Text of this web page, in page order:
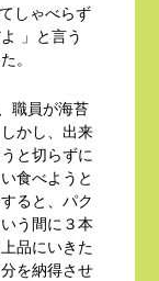
しゃべらず
」と言う
。
職員が海苔
かし、出来
と切らずに
食べようと
ると、パク
う間に３本
品にいきた
を納得させ